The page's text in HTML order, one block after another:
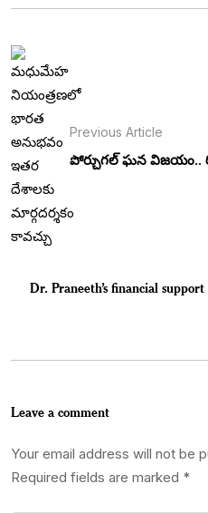
Previous Article
పోర్చుగల్ ఘన విజయం..
Dr. Praneeth’s financial
Leave a comment
Your email address will not be
Required fields are marked *